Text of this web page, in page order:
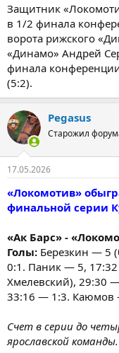
Защитник
в 1/2 финала
ворота рижского
«Динамо» Андрей
финала
(5:2).
Pegasus
Старожил
17.05.2026
«Локомотив»
финальной серии
«Ак Барс» -
Голы: Березкин — 5
0:1. Паник — 5,
Хмелевский), 29:30
33:16 — 1:3. Каюмов
Счет в серии до
ярославской команды.